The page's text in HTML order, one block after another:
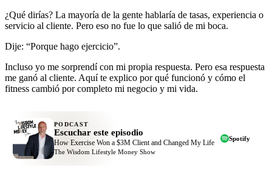
¿Qué dirías? La mayoría de la gente hablaría de tasas, experiencia o
servicio al cliente. Pero eso no fue lo que salió de mi boca.
Dije: “Porque hago ejercicio”.
Incluso yo me sorprendí con mi propia respuesta. Pero esa respuesta
me ganó al cliente. Aquí te explico por qué funcionó y cómo el
fitness cambió por completo mi negocio y mi vida.
PODCAST
Escuchar este episodio
How Exercise Won a $3M Client and Changed My Life
The Wisdom Lifestyle Money Show
Spotify